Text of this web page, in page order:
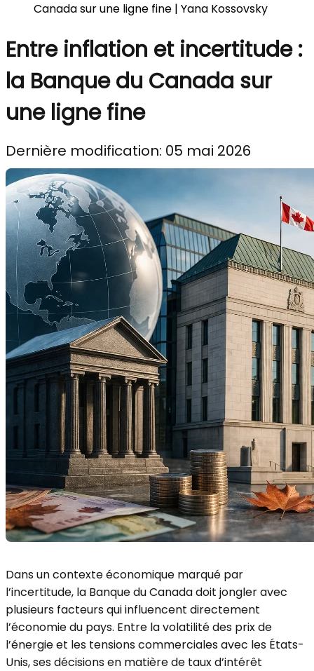
Canada sur une ligne fine | Yana Kossovsky
Entre inflation et incertitude :
la Banque du Canada sur
une ligne fine
Dernière modification: 05 mai 2026
Dans un contexte économique marqué par
l’incertitude, la Banque du Canada doit jongler avec
plusieurs facteurs qui influencent directement
l’économie du pays. Entre la volatilité des prix de
l’énergie et les tensions commerciales avec les États-
Unis, ses décisions en matière de taux d’intérêt